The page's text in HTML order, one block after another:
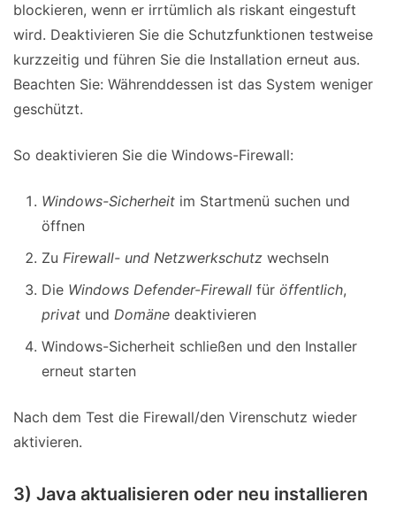
blockieren, wenn er irrtümlich als riskant eingestuft
wird. Deaktivieren Sie die Schutzfunktionen testweise
kurzzeitig und führen Sie die Installation erneut aus.
Beachten Sie: Währenddessen ist das System weniger
geschützt.
So deaktivieren Sie die Windows-Firewall:
Windows-Sicherheit im Startmenü suchen und
öffnen
Zu Firewall- und Netzwerkschutz wechseln
Die Windows Defender-Firewall für öffentlich,
privat und Domäne deaktivieren
Windows-Sicherheit schließen und den Installer
erneut starten
Nach dem Test die Firewall/den Virenschutz wieder
aktivieren.
3) Java aktualisieren oder neu installieren